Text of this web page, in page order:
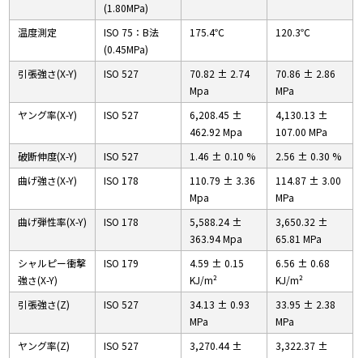
(1.80MPa)
温度測定
ISO 75：B法
(0.45MPa)
175.4℃ 120.3℃
引張強さ(X-Y) ISO 527
70.82 ± 2.74
Mpa
70.86 ± 2.86
MPa
ヤング率(X-Y)
ISO 527
6,208.45 ±
462.92 Mpa
4,130.13 ±
107.00 MPa
破断伸度(X-Y)
ISO 527 1.46 ± 0.10 %
2.56 ± 0.30 %
曲げ強さ(X-Y)
ISO 178
110.79 ± 3.36
Mpa
114.87 ± 3.00
MPa
曲げ弾性率(X-Y)
ISO 178
5,588.24 ±
363.94 Mpa
3,650.32 ±
65.81 MPa
シャルピー衝撃
強さ(X-Y)
ISO 179
4.59 ± 0.15
KJ/m²
6.56 ± 0.68
KJ/m²
引張強さ(Z)
ISO 527
34.13 ± 0.93
MPa
33.95 ± 2.38
MPa
ヤング率(Z)
ISO 527
3,270.44 ±
3,322.37 ±